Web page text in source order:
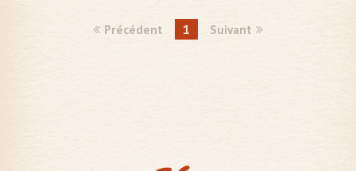
Précédent 1 Suivant